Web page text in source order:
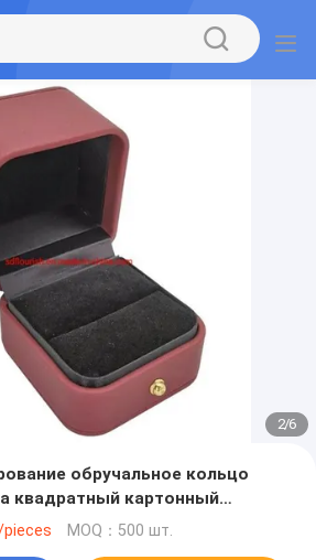
2/6
обручальное кольцо
квадратный картонный
с раковиной
pieces MOQ：500 шт.